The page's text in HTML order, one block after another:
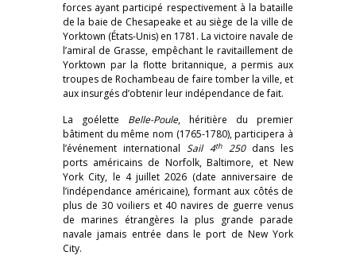
forces ayant participé respectivement à la bataille
de la baie de Chesapeake et au siège de la ville de
Yorktown (États-Unis) en 1781. La victoire navale de
l’amiral de Grasse, empêchant le ravitaillement de
Yorktown par la flotte britannique, a permis aux
troupes de Rochambeau de faire tomber la ville, et
aux insurgés d’obtenir leur indépendance de fait.
La goélette Belle-Poule, héritière du premier
bâtiment du même nom (1765-1780), participera à
l’événement internationalSail 4th250dans les
ports américains de Norfolk, Baltimore, et New
York City, le 4 juillet 2026 (date anniversaire de
l’indépendance américaine), formant aux côtés de
plus de 30 voiliers et 40 navires de guerre venus
de marines étrangères la plus grande parade
navale jamais entrée dans le port de New York
City.